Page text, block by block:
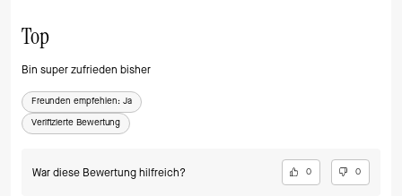
Top
Bin super zufrieden bisher
Freunden empfehlen: Ja
Verifizierte Bewertung
War diese Bewertung hilfreich? 0 0